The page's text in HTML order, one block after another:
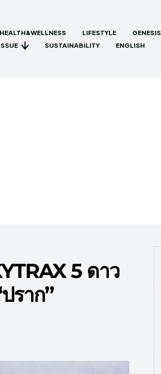
HEALTH&WELLNESS LIFESTYLE GENESIS
SUSTAINABILITY ENGLISH
5 ดาว
ราก”